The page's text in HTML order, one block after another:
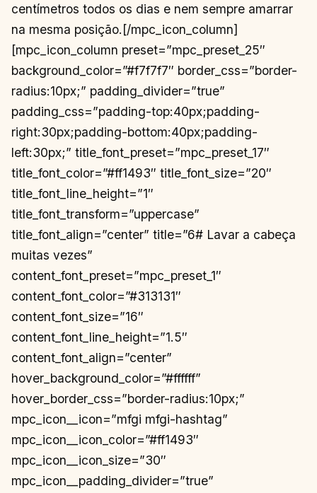
centímetros todos os dias e nem sempre amarrar
na mesma posição.[/mpc_icon_column]
[mpc_icon_column preset=”mpc_preset_25″
background_color=”#f7f7f7″ border_css=”border-
radius:10px;” padding_divider=”true”
padding_css=”padding-top:40px;padding-
right:30px;padding-bottom:40px;padding-
left:30px;” title_font_preset=”mpc_preset_17″
title_font_color=”#ff1493″ title_font_size=”20″
title_font_line_height=”1″
title_font_transform=”uppercase”
title_font_align=”center” title=”6# Lavar a cabeça
muitas vezes”
content_font_preset=”mpc_preset_1″
content_font_color=”#313131″
content_font_size=”16″
content_font_line_height=”1.5″
content_font_align=”center”
hover_background_color=”#ffffff”
hover_border_css=”border-radius:10px;”
mpc_icon__icon=”mfgi mfgi-hashtag”
mpc_icon__icon_color=”#ff1493″
mpc_icon__icon_size=”30″
mpc_icon__padding_divider=”true”